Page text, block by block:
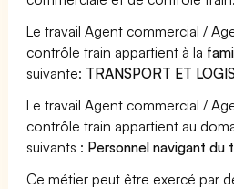
Le travail Agent commercial /
contrôle train appartient à la
suivante: TRANSPORT ET
Le travail Agent commercial /
contrôle train appartient au
suivants : Personnel navigant
Ce métier peut être exercé par